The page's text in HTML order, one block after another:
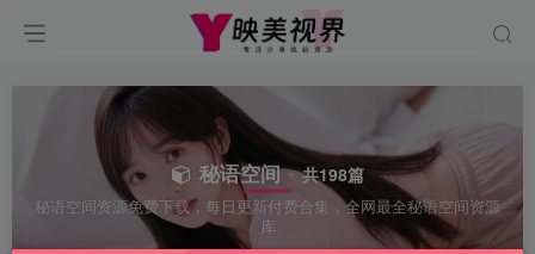
秘语空间 共198篇
秘语空间资源免费下载，每日更新付费合集，全网最全秘语空间资源
库